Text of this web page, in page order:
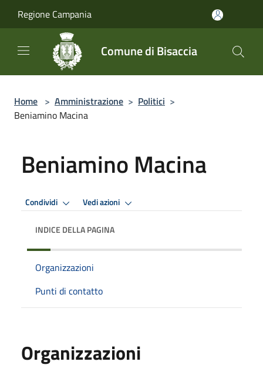
Regione Campania
Comune di Bisaccia
Home > Amministrazione > Politici >
Beniamino Macina
Beniamino Macina
Condividi Vedi azioni
INDICE DELLA PAGINA
Organizzazioni
Punti di contatto
Organizzazioni